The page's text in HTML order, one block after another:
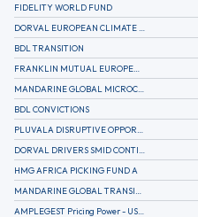
FIDELITY WORLD FUND
BDL TRANSITION
BDL CONVICTIONS
HMG AFRICA PICKING FUND A